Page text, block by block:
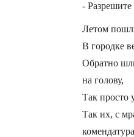
- Разрешите
Летом
В городке
Обратно
на голову,
Так просто
Так их, с